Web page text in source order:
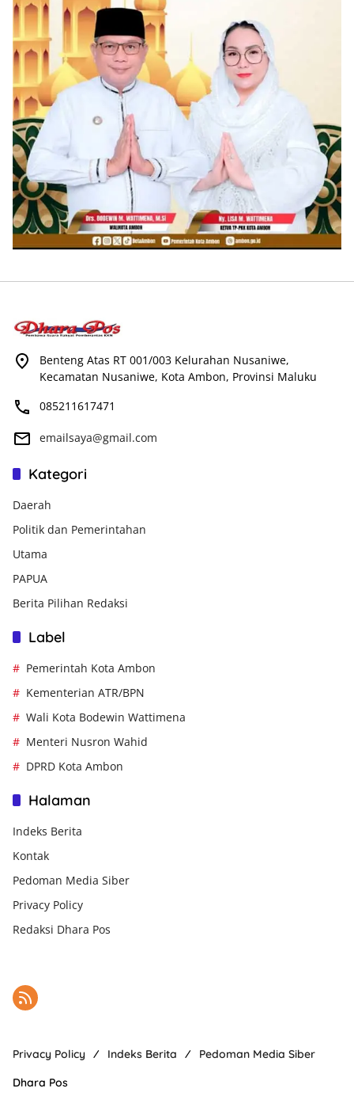
Benteng Atas RT 001/003 Kelurahan Nusaniwe,
Kecamatan Nusaniwe, Kota Ambon, Provinsi Maluku
085211617471
emailsaya@gmail.com
Kategori
Daerah
Politik dan Pemerintahan
Utama
PAPUA
Berita Pilihan Redaksi
Label
Pemerintah Kota Ambon
Kementerian ATR/BPN
Wali Kota Bodewin Wattimena
Menteri Nusron Wahid
DPRD Kota Ambon
Halaman
Indeks Berita
Kontak
Pedoman Media Siber
Privacy Policy
Redaksi Dhara Pos
Privacy Policy Indeks Berita
Pedoman Media Siber
Dhara Pos